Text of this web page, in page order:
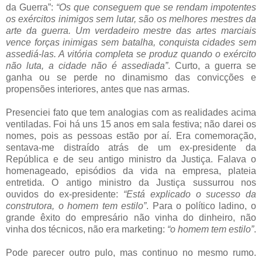
da Guerra”: “Os que conseguem que se rendam impotentes
os exércitos inimigos sem lutar, são os melhores mestres da
arte da guerra. Um verdadeiro mestre das artes marciais
vence forças inimigas sem batalha, conquista cidades sem
assediá-las. A vitória completa se produz quando o exército
não luta, a cidade não é assediada”. Curto, a guerra se
ganha ou se perde no dinamismo das convicções e
propensões interiores, antes que nas armas.
Presenciei fato que tem analogias com as realidades acima
ventiladas. Foi há uns 15 anos em sala festiva; não darei os
nomes, pois as pessoas estão por aí. Era comemoração,
sentava-me distraído atrás de um ex-presidente da
República e de seu antigo ministro da Justiça. Falava o
homenageado, episódios da vida na empresa, plateia
entretida. O antigo ministro da Justiça sussurrou nos
ouvidos do ex-presidente: “Está explicado o sucesso da
construtora, o homem tem estilo”. Para o político ladino, o
grande êxito do empresário não vinha do dinheiro, não
vinha dos técnicos, não era marketing: “o homem tem estilo”.
Pode parecer outro pulo, mas continuo no mesmo rumo.